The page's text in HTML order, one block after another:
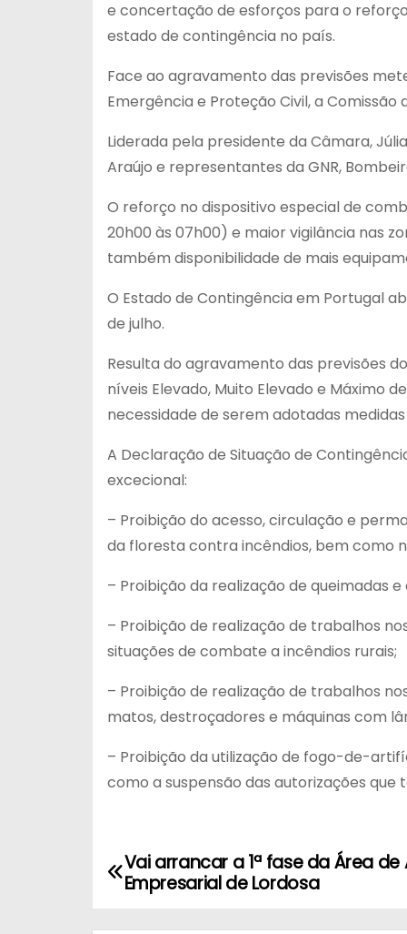
e concertação de esforços para o
estado de contingência no país.
Face ao agravamento das previsões
Emergência e Proteção Civil, a
Liderada pela presidente da Câmara,
Araújo e representantes da GNR,
O reforço no dispositivo especial de
20h00 às 07h00) e maior vigilância nas
também disponibilidade de mais
O Estado de Contingência em Portugal
de julho.
Resulta do agravamento das previsões
níveis Elevado, Muito Elevado e Máximo
necessidade de serem adotadas
A Declaração de Situação de
excecional:
– Proibição do acesso, circulação e
da floresta contra incêndios, bem como
– Proibição da realização de queimadas
– Proibição de realização de trabalhos
situações de combate a incêndios rurais;
– Proibição de realização de trabalhos
matos, destroçadores e máquinas com
– Proibição da utilização de fogo-de-
como a suspensão das autorizações que
NVai arrancar a 1ª fase da Área
Empresarial de Lordosa